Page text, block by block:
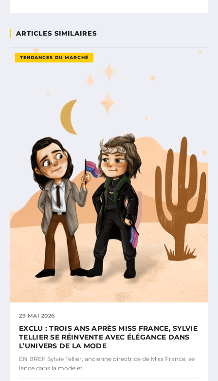
ARTICLES SIMILAIRES
TENDANCES DU MARCHÉ
29 MAI 2026
EXCLU : TROIS ANS APRÈS MISS FRANCE, SYLVIE
TELLIER SE RÉINVENTE AVEC ÉLÉGANCE DANS
L’UNIVERS DE LA MODE
EN BREF Sylvie Tellier, ancienne directrice de Miss France, se
lance dans la mode et…